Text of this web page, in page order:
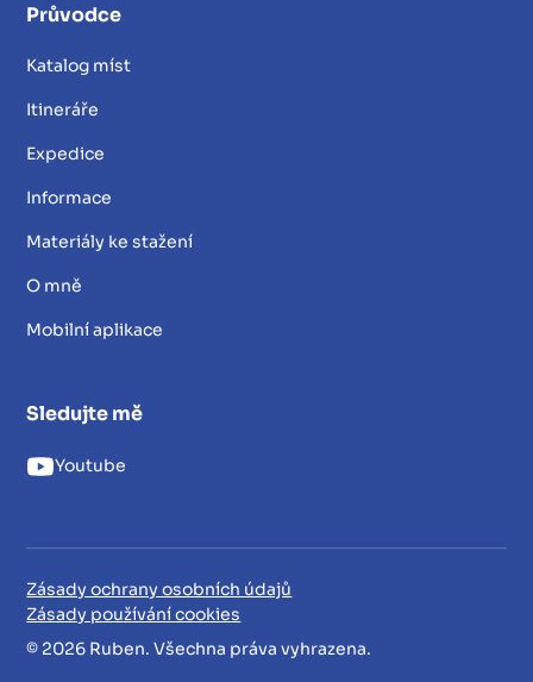
Průvodce
Katalog míst
Itineráře
Expedice
Informace
Materiály ke stažení
O mně
Mobilní aplikace
Sledujte mě
Youtube
© 2026 Ruben. Všechna práva vyhrazena.
Zásady ochrany osobních údajů
Zásady používání cookies